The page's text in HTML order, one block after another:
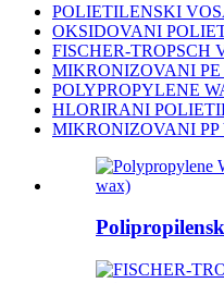
POLIETILENSKI
OKSIDOVANI
FISCHER-TROPSCH
MIKRONIZOVANI
POLYPROPYLENE
HLORIRANI
MIKRONIZOVANI PP